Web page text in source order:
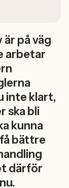
på väg
arbetar
inte klart,
ska bli
kunna
bättre
därför